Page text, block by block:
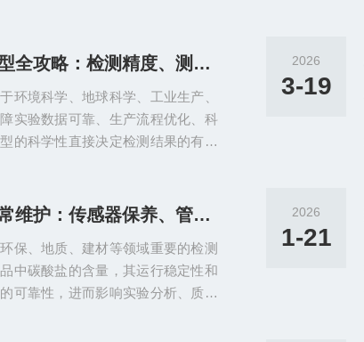
业过程中容易被忽视的细节误差。
数据不准的问题，保障检测结果的
，造成...
碳酸盐含量测定仪选型全攻略：检测精度、测量范围与样品适配性深度指南
环境科学、地球科学、工业生产、
实验数据可靠、生产流程优化、科
的科学性直接决定检测结果的有效
场景，拆解三大核心维度的选型逻
可靠性与参考价值。碳酸盐检测往
的误差...
2026
3-19
碳酸盐含量测定仪日常维护：传感器保养、管路清洗与故障预防
保、地质、建材等领域重要的检测
中碳酸盐的含量，其运行稳定性和
可靠性，进而影响实验分析、质量
2026
1-21